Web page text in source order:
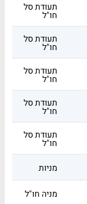
תעודת סל
חו"ל
תעודת סל
חו"ל
תעודת סל
חו"ל
תעודת סל
חו"ל
תעודת סל
חו"ל
מניות
מניה חו"ל